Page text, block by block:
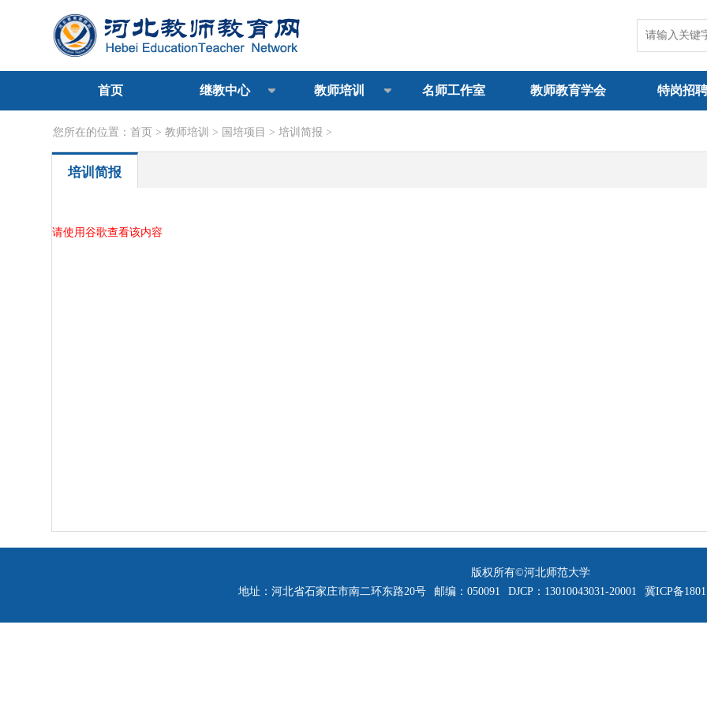
首页 继教中心 教师培训 名师工作室 教师教育学会 特岗招
您所在的位置：首页 >教师培训 > 国培项目 >培训简报 >
培训简报
请使用谷歌查看该内容
版权所有©河北师范大学
地址：河北省石家庄市南二环东路20号
邮编：050091 DJCP：13010043031-20001 冀ICP备